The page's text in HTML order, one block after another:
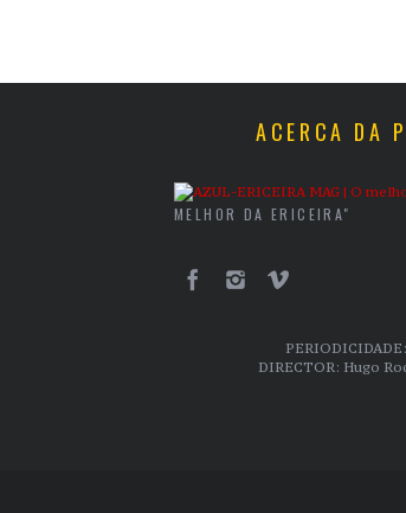
ACERCA DA
MELHOR DA ERICEIRA"
DIRECTOR: Hugo